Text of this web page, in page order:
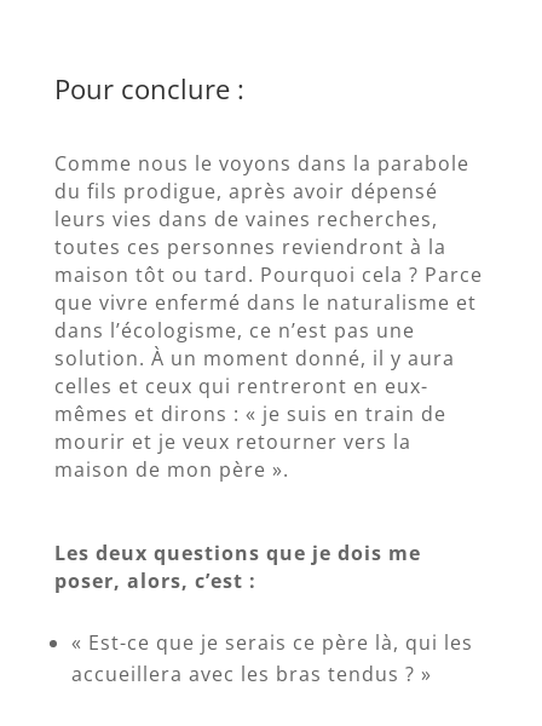
Pour conclure :
Comme nous le voyons dans la parabole
du fils prodigue, après avoir dépensé
leurs vies dans de vaines recherches,
toutes ces personnes reviendront à la
maison tôt ou tard. Pourquoi cela ? Parce
que vivre enfermé dans le naturalisme et
dans l’écologisme, ce n’est pas une
solution. À un moment donné, il y aura
celles et ceux qui rentreront en eux-
mêmes et dirons : « je suis en train de
mourir et je veux retourner vers la
maison de mon père ».
Les deux questions que je dois me
poser, alors, c’est :
« Est-ce que je serais ce père là, qui les
accueillera avec les bras tendus ? »